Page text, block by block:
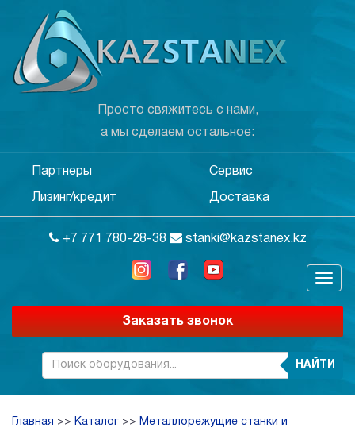
Просто свяжитесь с нами,
а мы сделаем остальное:
Партнеры Сервис
Лизинг/кредит Доставка
+7 771 780-28-38 stanki@kazstanex.kz
Заказать звонок
НАЙТИ
Главная >> Каталог >> Металлорежущие станки и